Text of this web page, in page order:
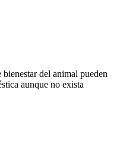
del animal pueden
aunque no exista